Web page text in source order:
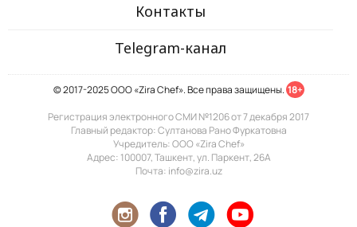
Контакты
Telegram-канал
© 2017-2025 ООО «Zira Chef». Все права защищены. 18+
Регистрация электронного СМИ №1206 от 7 декабря 2017
Главный редактор: Султанова Рано Фуркатовна
Учредитель: ООО «Zira Chef»
Адрес: 100007, Ташкент, ул. Паркент, 26А
Почта: info@zira.uz